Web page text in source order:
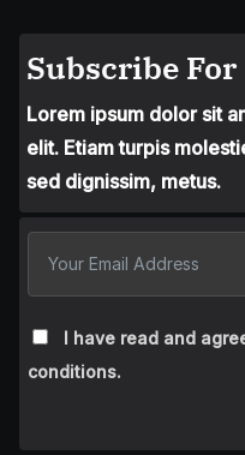
Subscribe
Lorem ipsum dolor sit
elit. Etiam turpis
sed dignissim, metus.
I have read and
conditions.